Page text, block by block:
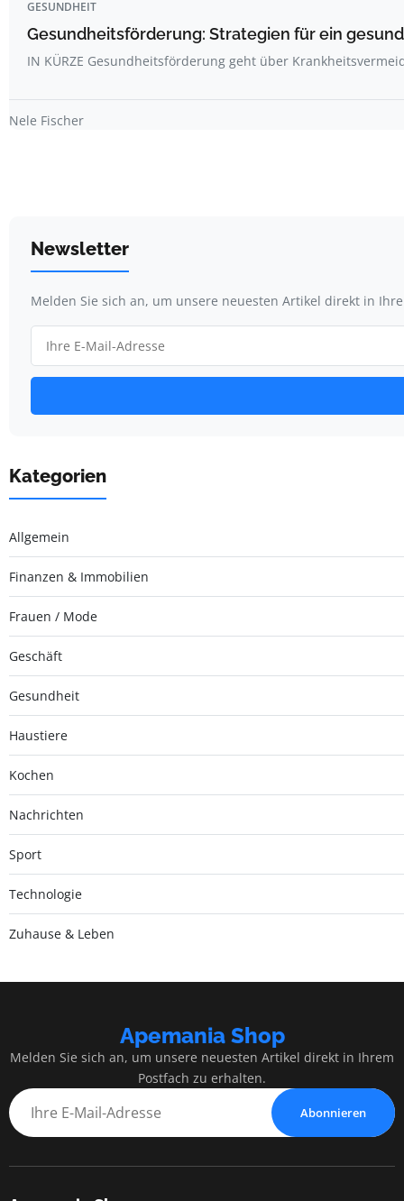
GESUNDHEIT
Gesundheitsförderung: Strategien für ein
IN KÜRZE Gesundheitsförderung geht über
Nele Fischer
Newsletter
Melden Sie sich an, um unsere neuesten Artikel direkt in
Kategorien
Allgemein
Finanzen & Immobilien
Frauen / Mode
Geschäft
Gesundheit
Haustiere
Kochen
Nachrichten
Sport
Technologie
Zuhause & Leben
Apemania Shop
Melden Sie sich an, um unsere neuesten Artikel direkt in Ihrem
Postfach zu erhalten.
Abonnieren